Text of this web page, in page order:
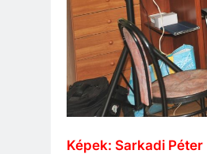
Képek: Sarkadi Péter